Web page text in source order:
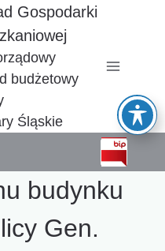
Gospodarki
budżetowy
Śląskie
budynku
Gen.